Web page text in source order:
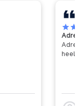
starstar
heel